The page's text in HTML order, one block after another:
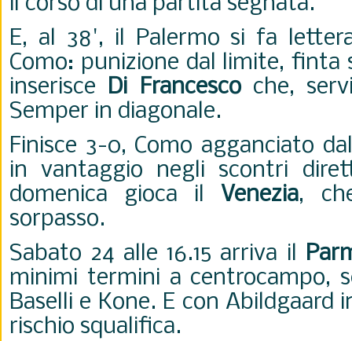
E, al 38', il Palermo si fa
Como: punizione dal limite, finta
inserisce Di Francescoche,
Semper in diagonale.
Finisce 3-0, Como agganciato
in vantaggio negli scontri
domenica gioca il Venezia,
sorpasso.
Sabato 24 alle 16.15 arriva il
minimi termini a centrocampo,
Baselli e Kone. E con Abildgaard
rischio squalifica.